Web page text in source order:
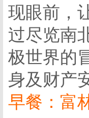
现眼前，
过尽览南
极世界的
身及财产
早餐：富